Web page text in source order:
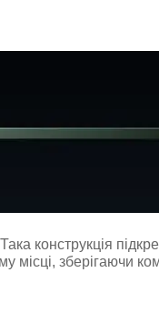
конструкція
зберігаючи